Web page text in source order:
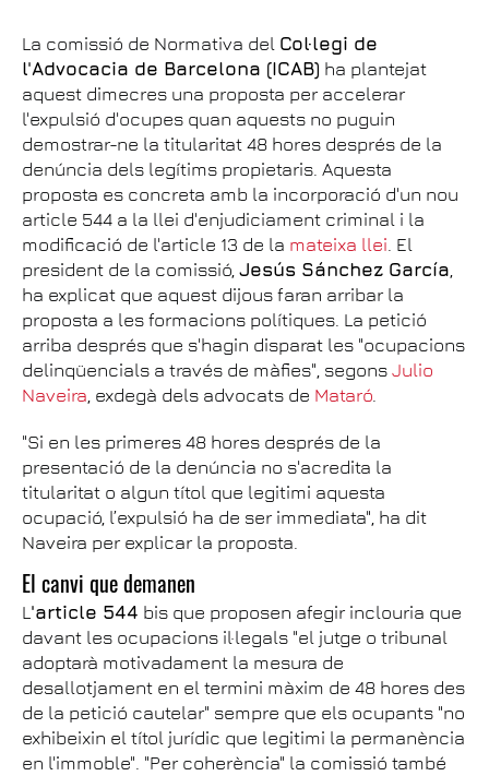
La comissió de Normativa del Col·legi de
l'Advocacia de Barcelona (ICAB) ha plantejat
aquest dimecres una proposta per accelerar
l'expulsió d'ocupes quan aquests no puguin
demostrar-ne la titularitat 48 hores després de la
denúncia dels legítims propietaris. Aquesta
proposta es concreta amb la incorporació d'un nou
article 544 a la llei d'enjudiciament criminal i la
modificació de l'article 13 de la mateixa llei. El
president de la comissió, Jesús Sánchez García,
ha explicat que aquest dijous faran arribar la
proposta a les formacions polítiques. La petició
arriba després que s'hagin disparat les "ocupacions
delinqüencials a través de màfies", segons Julio
Naveira, exdegà dels advocats de Mataró.
"Si en les primeres 48 hores després de la
presentació de la denúncia no s'acredita la
titularitat o algun títol que legitimi aquesta
ocupació, l’expulsió ha de ser immediata", ha dit
Naveira per explicar la proposta.
El canvi que demanen
L'article 544 bis que proposen afegir inclouria que
davant les ocupacions il·legals "el jutge o tribunal
adoptarà motivadament la mesura de
desallotjament en el termini màxim de 48 hores des
de la petició cautelar" sempre que els ocupants "no
exhibeixin el títol jurídic que legitimi la permanència
en l'immoble". "Per coherència" la comissió també